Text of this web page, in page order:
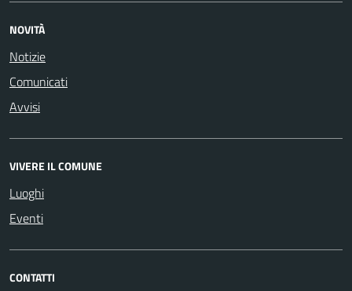
NOVITÀ
Notizie
Comunicati
Avvisi
VIVERE IL COMUNE
Luoghi
Eventi
CONTATTI